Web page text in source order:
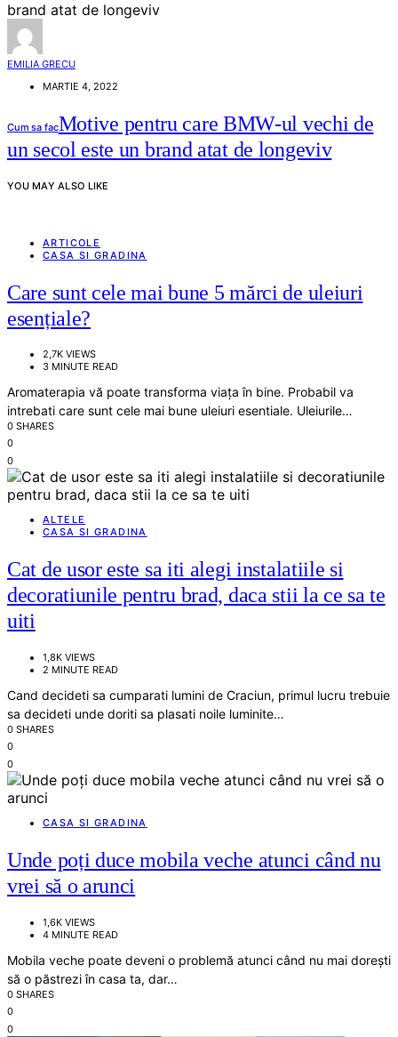
EMILIA GRECU
MARTIE 4, 2022
Cum sa facMotive pentru care BMW-ul vechi de
un secol este un brand atat de longeviv
YOU MAY ALSO LIKE
ARTICOLE
CASA SI GRADINA
Care sunt cele mai bune 5 mărci de uleiuri
esențiale?
2,7K VIEWS
3 MINUTE READ
Aromaterapia vă poate transforma viața în bine. Probabil va
intrebati care sunt cele mai bune uleiuri esentiale. Uleiurile…
0 SHARES
0
0
ALTELE
CASA SI GRADINA
Cat de usor este sa iti alegi instalatiile si
decoratiunile pentru brad, daca stii la ce sa te
uiti
1,8K VIEWS
2 MINUTE READ
Cand decideti sa cumparati lumini de Craciun, primul lucru trebuie
sa decideti unde doriti sa plasati noile luminite…
0 SHARES
0
0
CASA SI GRADINA
Unde poți duce mobila veche atunci când nu
vrei să o arunci
1,6K VIEWS
4 MINUTE READ
Mobila veche poate deveni o problemă atunci când nu mai dorești
să o păstrezi în casa ta, dar…
0 SHARES
0
0